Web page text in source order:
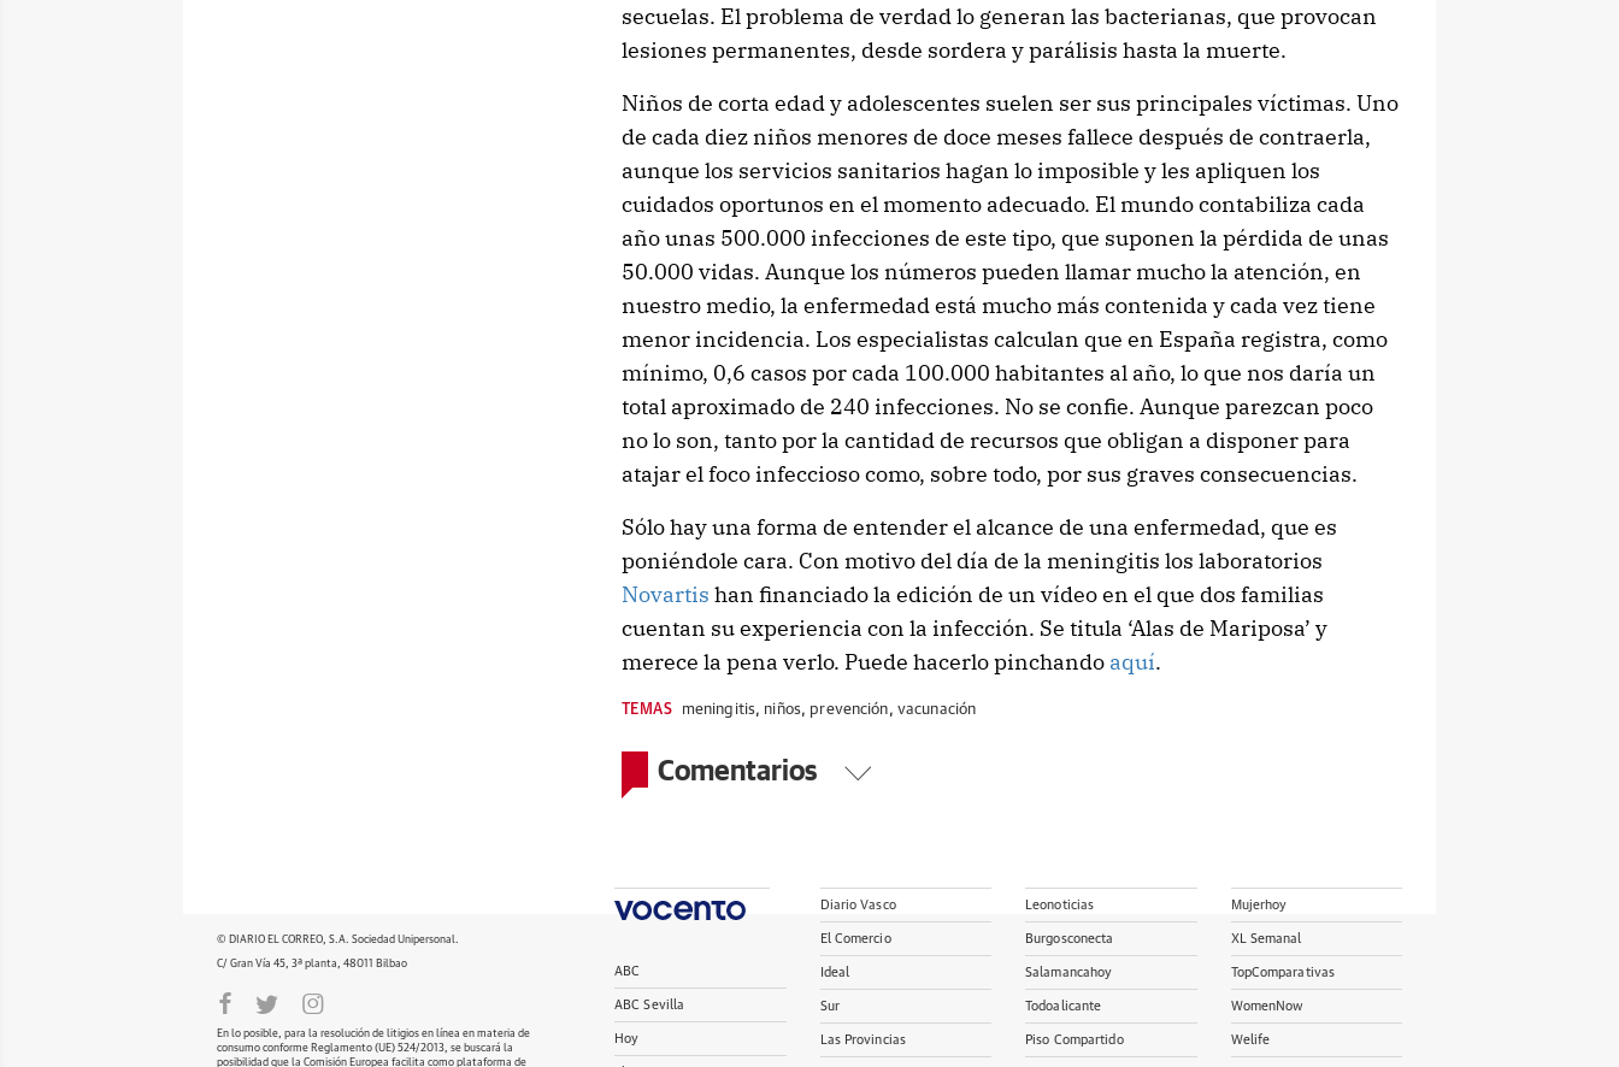
secuelas. El problema de verdad lo generan las bacterianas, que provocan
lesiones permanentes, desde sordera y parálisis hasta la muerte.
Niños de corta edad y adolescentes suelen ser sus principales víctimas. Uno
de cada diez niños menores de doce meses fallece después de contraerla,
aunque los servicios sanitarios hagan lo imposible y les apliquen los
cuidados oportunos en el momento adecuado. El mundo contabiliza cada
año unas 500.000 infecciones de este tipo, que suponen la pérdida de unas
50.000 vidas. Aunque los números pueden llamar mucho la atención, en
nuestro medio, la enfermedad está mucho más contenida y cada vez tiene
menor incidencia. Los especialistas calculan que en España registra, como
mínimo, 0,6 casos por cada 100.000 habitantes al año, lo que nos daría un
total aproximado de 240 infecciones. No se confie. Aunque parezcan poco
no lo son, tanto por la cantidad de recursos que obligan a disponer para
atajar el foco infeccioso como, sobre todo, por sus graves consecuencias.
Sólo hay una forma de entender el alcance de una enfermedad, que es
poniéndole cara. Con motivo del día de la meningitis los laboratorios
Novartis han financiado la edición de un vídeo en el que dos familias
cuentan su experiencia con la infección. Se titula ‘Alas de Mariposa’ y
merece la pena verlo. Puede hacerlo pinchando aquí.
TEMAS meningitis, niños, prevención, vacunación
Comentarios
© DIARIO EL CORREO, S.A. Sociedad Unipersonal.
C/ Gran Vía 45, 3ª planta, 48011 Bilbao
En lo posible, para la resolución de litigios en línea en materia de
consumo conforme Reglamento (UE) 524/2013, se buscará la
posibilidad que la Comisión Europea facilita como plataforma de
ABC
ABC Sevilla
Hoy
Diario Vasco
El Comercio
Ideal
Sur
Las Provincias
Leonoticias
Burgosconecta
Salamancahoy
Todoalicante
Piso Compartido
Mujerhoy
XL Semanal
TopComparativas
WomenNow
Welife